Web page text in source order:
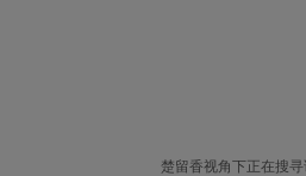
楚留香视角下正在搜